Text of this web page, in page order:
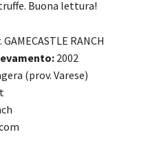
Buona lettura!
GAMECASTLE RANCH
2002
(prov. Varese)